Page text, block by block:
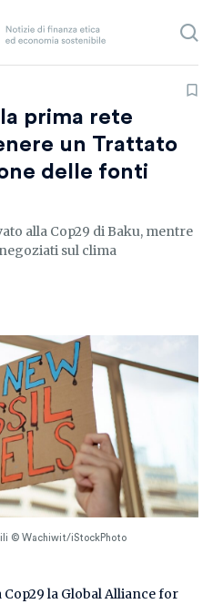
prima rete
un Trattato
delle fonti
alla Cop29 di Baku, mentre
sul clima
© Wachiwit/iStockPhoto
la Global Alliance for